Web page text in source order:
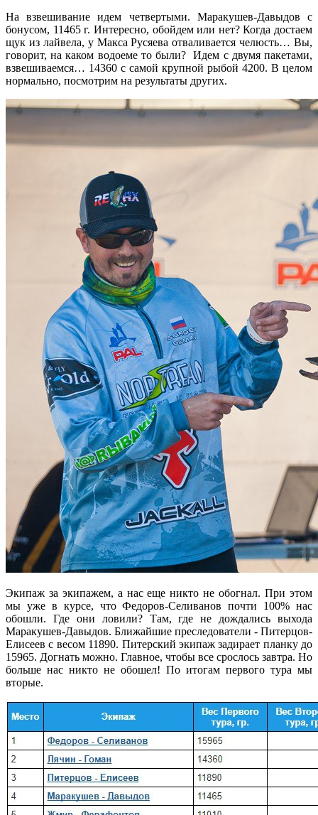
На взвешивание идем четвертыми. Маракушев-Давыдов с
бонусом, 11465 г. Интересно, обойдем или нет? Когда достаем
щук из лайвела, у Макса Русяева отваливается челюсть… Вы,
говорит, на каком водоеме то были? Идем с двумя пакетами,
взвешиваемся… 14360 с самой крупной рыбой 4200. В целом
нормально, посмотрим на результаты других.
Экипаж за экипажем, а нас еще никто не обогнал. При этом
мы уже в курсе, что Федоров-Селиванов почти 100% нас
обошли. Где они ловили? Там, где не дождались выхода
Маракушев-Давыдов. Ближайшие преследователи - Питерцов-
Елисеев с весом 11890. Питерский экипаж задирает планку до
15965. Догнать можно. Главное, чтобы все срослось завтра. Но
больше нас никто не обошел! По итогам первого тура мы
вторые.